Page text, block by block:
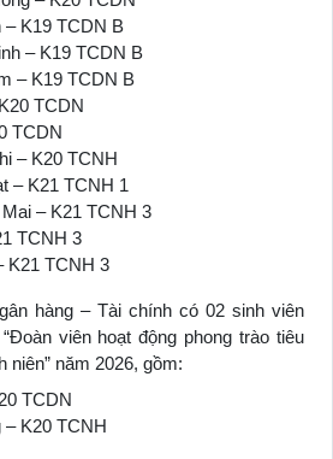
– K19 TCDN B
– K19 TCDN B
– K19 TCDN B
TCDN
TCDN
– K20 TCNH
– K21 TCNH 1
– K21 TCNH 3
TCNH 3
K21 TCNH 3
hàng – Tài chính có 02 sinh viên
viên hoạt động phong trào tiêu
niên” năm 2026, gồm:
TCDN
K20 TCNH